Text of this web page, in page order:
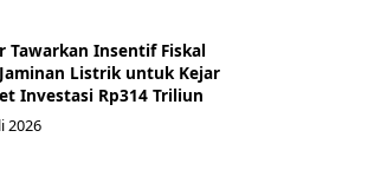
Tawarkan Insentif Fiskal
Listrik untuk Kejar
Investasi Rp314 Triliun
2026